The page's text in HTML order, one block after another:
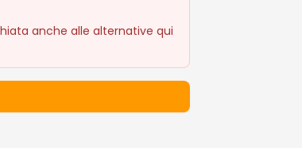
anche alle alternative qui